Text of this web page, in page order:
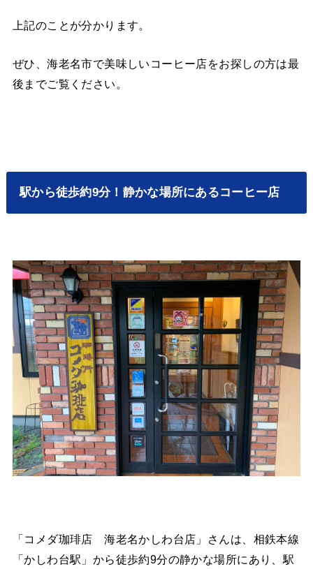
上記のことが分かります。
ぜひ、海老名市で美味しいコーヒー店をお探しの方は最
後までご覧ください。
駅から徒歩約9分！静かな場所にあるコーヒー店
「コメダ珈琲店 海老名かしわ台店」さんは、相鉄本線
「かしわ台駅」から徒歩約9分の静かな場所にあり、駅